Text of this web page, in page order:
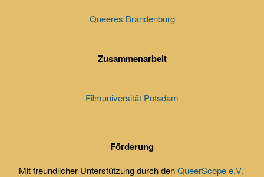
Queeres Brandenburg
Zusammenarbeit
Filmuniversität Potsdam
Förderung
Mit freundlicher Unterstützung durch denQueerScope e.V.